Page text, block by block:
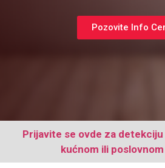
Pozovite Info
Prijavite se ovde za
kućnom ili